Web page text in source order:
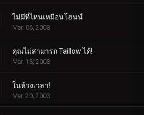
ไม่มีที่ไหนเหมือนโฮนน์
Mar. 06, 2003
คุณไม่สามารถ Taillow ได้!
Mar. 13, 2003
ในห้วงเวลา!
Mar. 20, 2003